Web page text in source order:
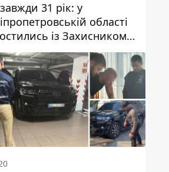
31 рік: у
області
із Захисником
Рєпіним